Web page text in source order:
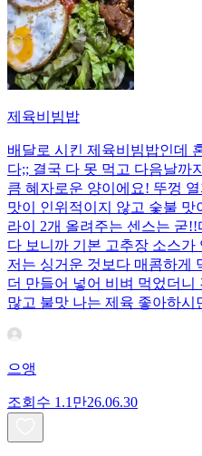
제육비빔밥
배달로 시킨 제육비빔밥인데
다;; 결국 다 못 먹고 다음날까
큼 혜자로운 양이에요! 뚜껑
맛이 인위적이지 않고 숯불
라이 2개 올려주는 센스는 굳
다 보니까 기본 고추장 소스
저는 싱거운 것보다 매콤하게
더 만들어 넣어 비벼 먹었더
많고 불맛 나는 제육 좋아하시
으앵
조회수 1.1만26.06.30